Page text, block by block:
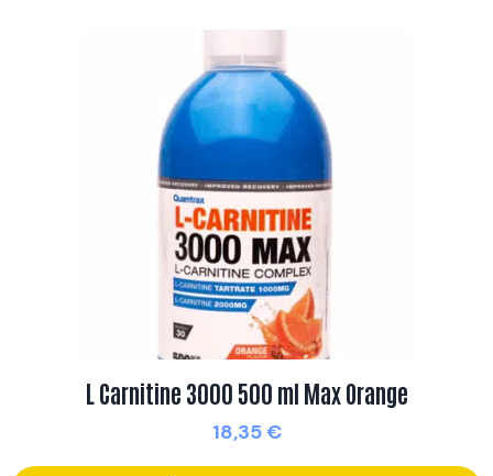
L Carnitine 3000 500 ml Max Orange
18,35€